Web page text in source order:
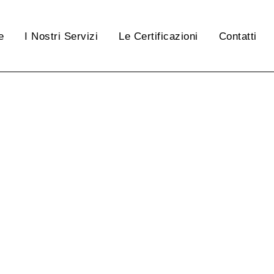
I Nostri Servizi Le Certificazioni Contatti